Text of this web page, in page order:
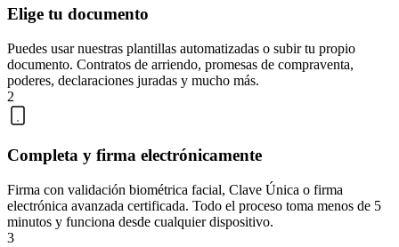
Elige tu documento
Puedes usar nuestras plantillas automatizadas o subir tu propio
documento. Contratos de arriendo, promesas de compraventa,
poderes, declaraciones juradas y mucho más.
2
Completa y firma electrónicamente
Firma con validación biométrica facial, Clave Única o firma
electrónica avanzada certificada. Todo el proceso toma menos de 5
minutos y funciona desde cualquier dispositivo.
3